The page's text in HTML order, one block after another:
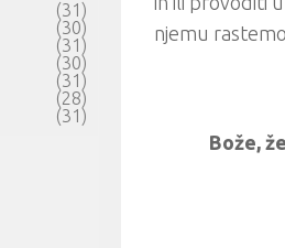
njemu
Bože,
(31)
(30)
(31)
(30)
(31)
(28)
(31)